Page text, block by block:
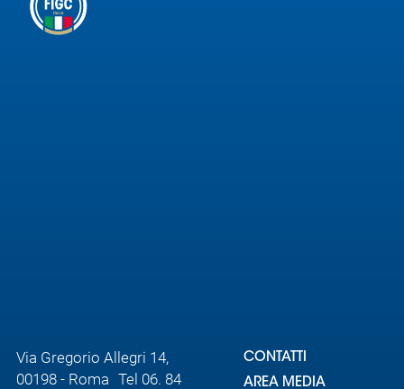
Via Gregorio Allegri 14,
00198 - Roma Tel 06. 84
CONTATTI
AREA MEDIA